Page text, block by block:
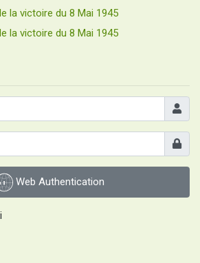
la victoire du 8 Mai 1945
la victoire du 8 Mai 1945
Afficher
Web Authentication